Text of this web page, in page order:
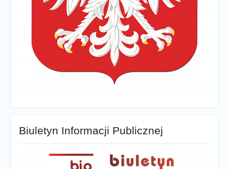
Biuletyn Informacji Publicznej